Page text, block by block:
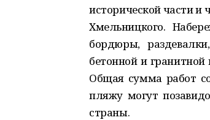
исторической части и
Хмельницкого.
бордюры, разде
бетонной и гранитной
Общая сумма работ
пляжу могут по
страны.